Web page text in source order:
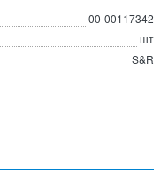
00-00117342
шт
S&R